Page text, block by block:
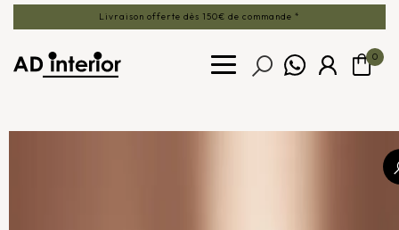
Livraison offerte dès 150€ de commande *
0